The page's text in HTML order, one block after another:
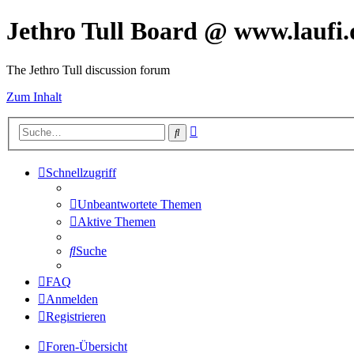
Jethro Tull Board @
The Jethro Tull discussion forum
Zum Inhalt
Suche
Schnellzugriff
Unbeantwortete Themen
Aktive Themen
Suche
FAQ
Anmelden
Registrieren
Foren-Übersicht